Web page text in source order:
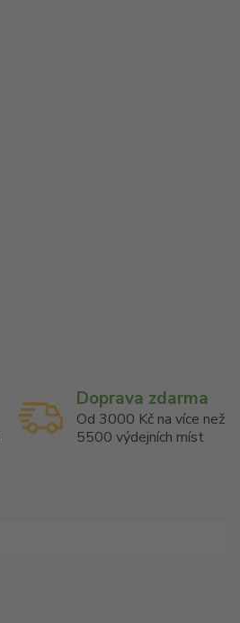
Doprava zdarma
Od 3000 Kč na více než
5500 výdejních míst